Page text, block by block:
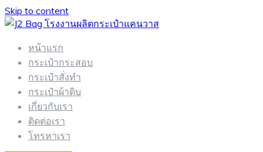
Skip to content
J2 Bag โรงงานผลิตกระเป๋าแคนวาส
กระเป๋ากระสอบ พร้อมสกรีน Tel: 02-114-7640
หน้าแรก
กระเป๋ากระสอบ
กระเป๋าสั่งทำ
กระเป๋าผ้าดิบ
เกี่ยวกับเรา
ติดต่อเรา
โทรหาเรา